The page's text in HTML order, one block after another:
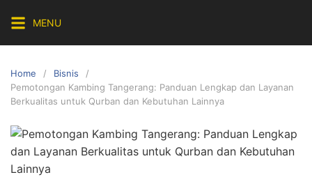
content
MENU
Home
Bisnis
Pemotongan Kambing Tangerang: Panduan Lengkap dan Layanan
Berkualitas untuk Qurban dan Kebutuhan Lainnya